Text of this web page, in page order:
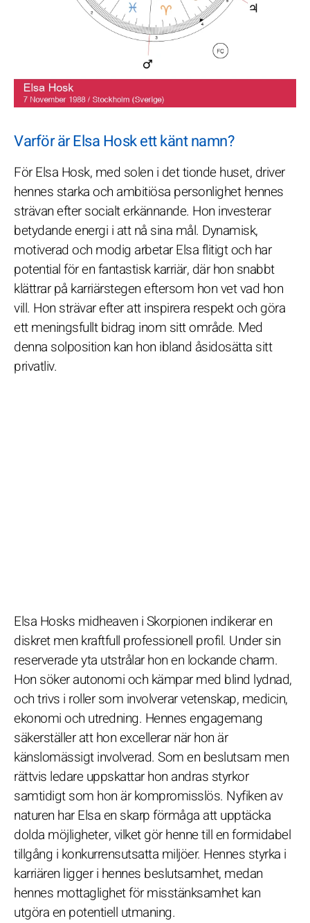
Varför är Elsa Hosk ett känt namn?
För Elsa Hosk, med solen i det tionde huset, driver
hennes starka och ambitiösa personlighet hennes
strävan efter socialt erkännande. Hon investerar
betydande energi i att nå sina mål. Dynamisk,
motiverad och modig arbetar Elsa flitigt och har
potential för en fantastisk karriär, där hon snabbt
klättrar på karriärstegen eftersom hon vet vad hon
vill. Hon strävar efter att inspirera respekt och göra
ett meningsfullt bidrag inom sitt område. Med
denna solposition kan hon ibland åsidosätta sitt
privatliv.
Elsa Hosks midheaven i Skorpionen indikerar en
diskret men kraftfull professionell profil. Under sin
reserverade yta utstrålar hon en lockande charm.
Hon söker autonomi och kämpar med blind lydnad,
och trivs i roller som involverar vetenskap, medicin,
ekonomi och utredning. Hennes engagemang
säkerställer att hon excellerar när hon är
känslomässigt involverad. Som en beslutsam men
rättvis ledare uppskattar hon andras styrkor
samtidigt som hon är kompromisslös. Nyfiken av
naturen har Elsa en skarp förmåga att upptäcka
dolda möjligheter, vilket gör henne till en formidabel
tillgång i konkurrensutsatta miljöer. Hennes styrka i
karriären ligger i hennes beslutsamhet, medan
hennes mottaglighet för misstänksamhet kan
utgöra en potentiell utmaning.